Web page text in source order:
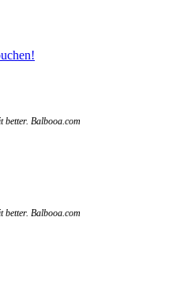
better. Balbooa.com
better. Balbooa.com